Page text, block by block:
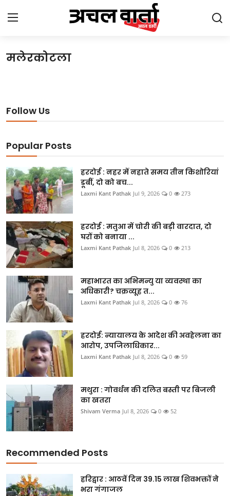
Login
Gallery
झारखंड
छत्तीसगढ़
मध्य प्रदेश
दिल्ली
राजस्थान
हरियाणा
पंजाब
देश
विदेश
बिजनेस
खेल
Videos
मलेरकोटला
Follow Us
Popular Posts
हरदोई : नहर में नहाते समय तीन किशोरियां
डूबीं, दो को बच...
Laxmi Kant Pathak Jul 9, 2026 0 273
हरदोई : मतुआ में चोरी की बड़ी वारदात, दो
घरों को बनाया ...
Laxmi Kant Pathak Jul 8, 2026 0 213
महाभारत का अभिमन्यु या व्यवस्था का
अधिकारी? चक्रव्यूह त...
Laxmi Kant Pathak Jul 8, 2026 0 76
हरदोई: न्यायालय के आदेश की अवहेलना का
आरोप, उपजिलाधिकार...
Laxmi Kant Pathak Jul 8, 2026 0 59
मथुरा : गोवर्धन की दलित बस्ती पर बिजली
का खतरा
Shivam Verma Jul 8, 2026 0 52
Recommended Posts
हरिद्वार : आठवें दिन 39.15 लाख शिवभक्तों ने
भरा गंगाजल